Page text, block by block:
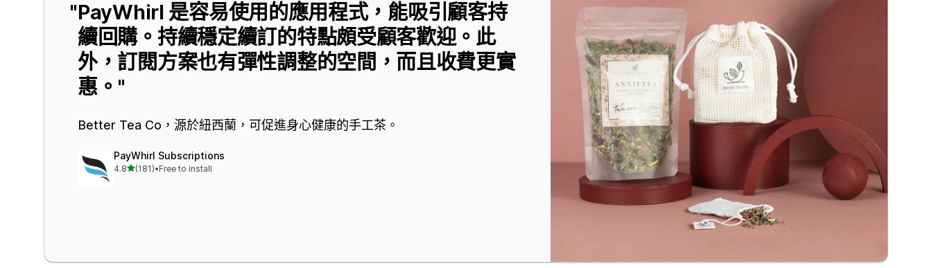
PayWhirl 是容易使用的應用程式，能吸引顧客持
續回購。持續穩定續訂的特點頗受顧客歡迎。此
外，訂閱方案也有彈性調整的空間，而且收費更實
惠。
Better Tea Co ，源於紐西蘭，可促進身心健康的手工茶。
PayWhirl Subscriptions
4.8滿分 5 顆星
(181)
共有 181 則評價
•Free to install